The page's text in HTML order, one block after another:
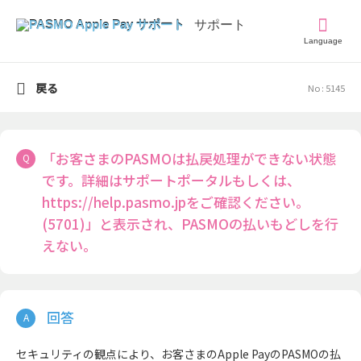
Language
No : 5145
「お客さまのPASMOは払戻処理ができない状態
です。詳細はサポートポータルもしくは、
https://help.pasmo.jpをご確認ください。
(5701)」と表示され、PASMOの払いもどしを行
えない。
セキュリティの観点により、お客さまのApple PayのPASMOの払
戻る